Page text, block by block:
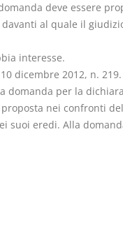
deve essere
al quale il
interesse.
dicembre 2012, n.
domanda per la
nei confronti
suoi eredi. Alla